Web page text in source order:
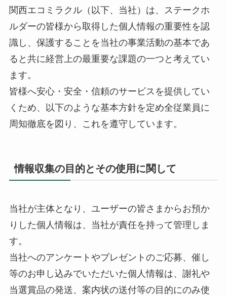
関西エコミラクル（以下、当社）は、ステークホ
ルダーの皆様から取得した個人情報の重要性を認
識し、保護することを当社の事業活動の基本であ
ると共に経営上の最重要な課題の一つと考えてい
ます。
皆様へ安心・安全・信頼のサービスを提供してい
くため、以下のような基本方針を定め全従業員に
周知徹底を図り、これを遵守しています。
情報収集の目的とその使用に関して
当社が主体となり、ユーザーの皆さまからお預か
りした個人情報は、当社が責任を持って管理しま
す。
当社へのアンケートやプレゼントのご応募、催し
等のお申し込みでいただいた個人情報は、謝礼や
当選賞品の発送、案内状の送付等の目的にのみ使